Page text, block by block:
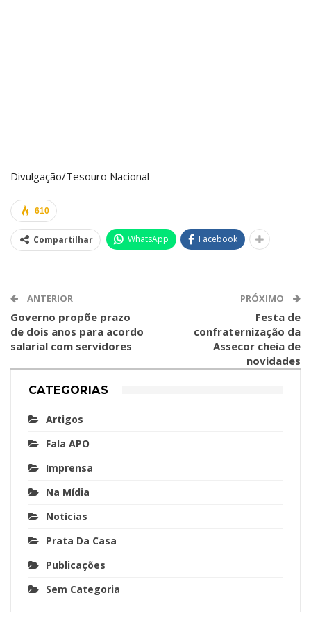
Divulgação/Tesouro Nacional
610
Compartilhar WhatsApp Facebook
ANTERIOR
Governo propõe prazo
de dois anos para acordo
salarial com servidores
PRÓXIMO
Festa de
confraternização da
Assecor cheia de
novidades
CATEGORIAS
Artigos
Fala APO
Imprensa
Na Mídia
Notícias
Prata Da Casa
Publicações
Sem Categoria